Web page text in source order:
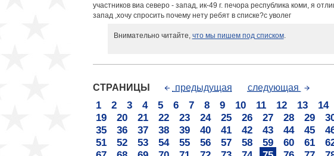
участников виа северо - запад, ик-49 г. печора республика коми, я
запад ,хочу спросить почему нету ребят в списке?с уволег
Внимательно читайте, что мы пишем под списком.
СТРАНИЦЫ предыдущая следующая
1 2 3 4 5 6 7 8 9 10 11 12 13 14
19
20 21 22 23 24 25 26 27 28 29
35
36 37 38 39 40 41 42 43 44 45
51
52 53 54 55 56 57 58 59 60 61